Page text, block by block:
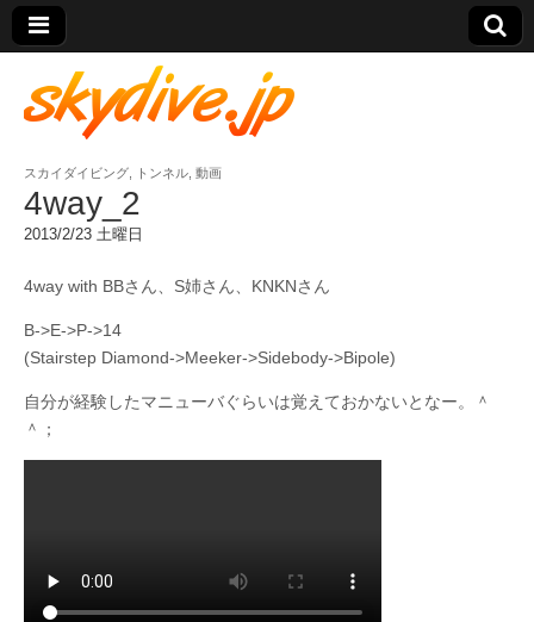
skydive.jp
スカイダイビング トンネル 動画
4way_2
2013/2/23 土曜日
4way with BBさん、S姉さん、KNKNさん
B->E->P->14
(Stairstep Diamond->Meeker->Sidebody->Bipole)
自分が経験したマニューバぐらいは覚えておかないとなー。＾
＾；